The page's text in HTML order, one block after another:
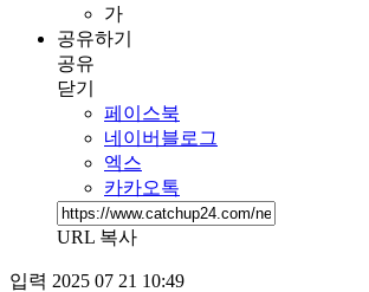
가
공유하기
공유
닫기
페이스북
네이버블로그
엑스
카카오톡
URL 복사
입력 2025 07 21 10:49